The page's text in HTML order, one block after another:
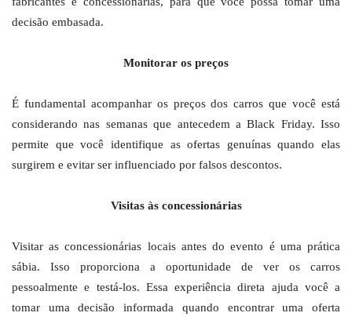
decisão embasada.
Monitorar os preços
É fundamental acompanhar os preços dos carros que você está
considerando nas semanas que antecedem a Black Friday. Isso
permite que você identifique as ofertas genuínas quando elas
surgirem e evitar ser influenciado por falsos descontos.
Visitas às concessionárias
Visitar as concessionárias locais antes do evento é uma prática
sábia. Isso proporciona a oportunidade de ver os carros
pessoalmente e testá-los. Essa experiência direta ajuda você a
tomar uma decisão informada quando encontrar uma oferta